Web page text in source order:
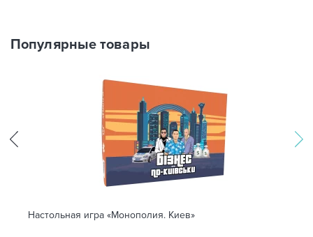
Популярные товары
Настольная игра «Монополия. Киев»